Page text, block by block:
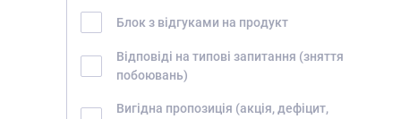
Блок з відгуками на продукт
Відповіді на типові запитання (зняття
побоювань)
Вигідна пропозиція (акція, дефіцит,